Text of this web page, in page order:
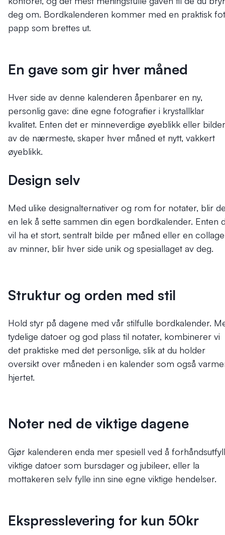
deg om. Bordkalenderen kommer med en praktisk
papp som brettes ut.
En gave som gir hver måned
Hver side av denne kalenderen åpenbarer en ny,
personlig gave: dine egne fotografier i krystallklar
kvalitet. Enten det er minneverdige øyeblikk eller bilder
av de nærmeste, skaper hver måned et nytt, vakkert
øyeblikk.
Design selv
Med ulike designalternativer og rom for notater, blir
en lek å sette sammen din egen bordkalender. Enten
vil ha et stort, sentralt bilde per måned eller en collage
av minner, blir hver side unik og spesiallaget av deg.
Struktur og orden med stil
Hold styr på dagene med vår stilfulle bordkalender.
tydelige datoer og god plass til notater, kombinerer vi
det praktiske med det personlige, slik at du holder
oversikt over måneden i en kalender som også
hjertet.
Noter ned de viktige dagene
Gjør kalenderen enda mer spesiell ved å
viktige datoer som bursdager og jubileer, eller la
mottakeren selv fylle inn sine egne viktige hendelser.
Ekspresslevering for kun 50kr